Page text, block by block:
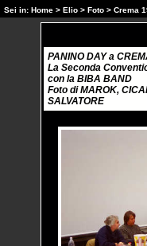
Sei in: Home > Elio > Foto > Crema
PANINO DAY a
La Seconda
con la BIBA BAND
Foto di MAROK,
SALVATORE